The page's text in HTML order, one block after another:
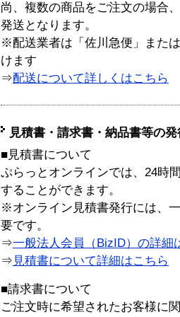
尚、複数の商品をご注文の場合
発送となります。
※配送業者は「佐川急便」また
けます
⇒配送について詳しくはこちら
見積書・請求書・納品書等の
■見積書について
ぷらっとオンラインでは、24時
することができます。
※オンライン見積書発行には、
要です。
⇒一般法人会員（BizID）の詳細
⇒ 見積書について詳細はこちら
■請求書について
ご注文時に希望されたお客様に